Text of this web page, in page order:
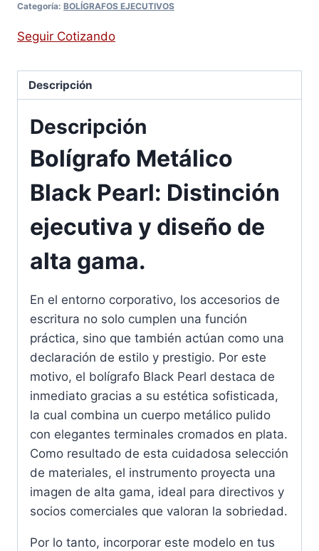
Categoría: BOLÍGRAFOS EJECUTIVOS
Seguir Cotizando
Descripción
Descripción
Bolígrafo Metálico
Black Pearl: Distinción
ejecutiva y diseño de
alta gama.
En el entorno corporativo, los accesorios de
escritura no solo cumplen una función
práctica, sino que también actúan como una
declaración de estilo y prestigio. Por este
motivo, el bolígrafo Black Pearl destaca de
inmediato gracias a su estética sofisticada,
la cual combina un cuerpo metálico pulido
con elegantes terminales cromados en plata.
Como resultado de esta cuidadosa selección
de materiales, el instrumento proyecta una
imagen de alta gama, ideal para directivos y
socios comerciales que valoran la sobriedad.
Por lo tanto, incorporar este modelo en tus